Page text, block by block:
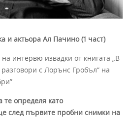
и актьора Ал Пачино (1 част)
интервю извадки от книгата „В
с Лорънс Гробъл” на
определя като
след първите пробни снимки на